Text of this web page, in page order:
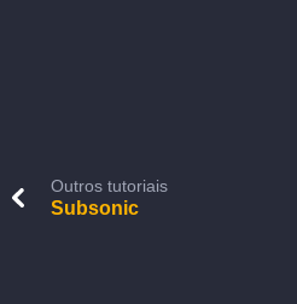
Outros tutoriais
Subsonic